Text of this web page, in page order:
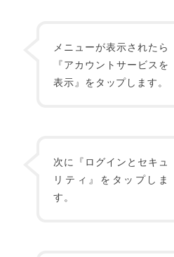
メニューが表示されたら
『アカウントサービスを
表示』をタップします。
次に『ログインとセキュ
リティ』をタップしま
す。